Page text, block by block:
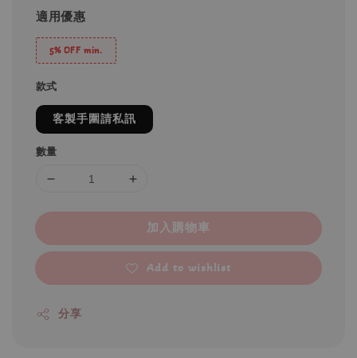
適用優惠
5% OFF min.
款式
客製手圍請私訊
數量
加入購物車
Add to wishlist
分享